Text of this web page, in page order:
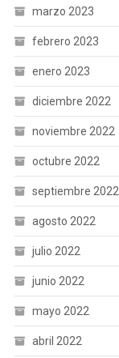
marzo 2023
febrero 2023
enero 2023
diciembre 2022
noviembre 2022
octubre 2022
septiembre 2022
agosto 2022
julio 2022
junio 2022
mayo 2022
abril 2022